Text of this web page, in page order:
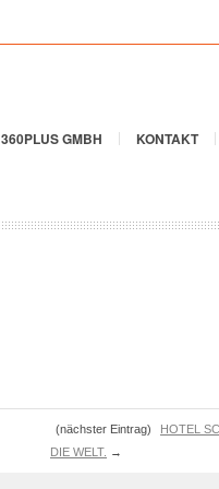
360PLUS GMBH KONTAKT
(nächster Eintrag)
HOTEL
DIE WELT. →